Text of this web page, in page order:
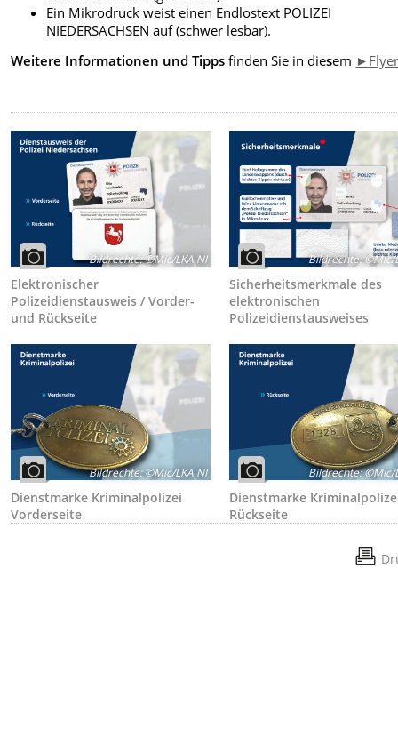
Ein Mikrodruck weist einen Endlostext POLIZEI
NIEDERSACHSEN auf (schwer lesbar).
Weitere Informationen und Tipps finden Sie in diesem
Bildrechte:©Mic/LKA NI
Elektronischer
Polizeidienstausweis / Vorder-
und Rückseite
Bildrechte:©Mic/
Sicherheitsmerkmale des
elektronischen
Polizeidienstausweises
Bildrechte:©Mic/LKA NI
Dienstmarke Kriminalpolizei
Vorderseite
Bildrechte:©Mic/
Dienstmarke
Rückseite